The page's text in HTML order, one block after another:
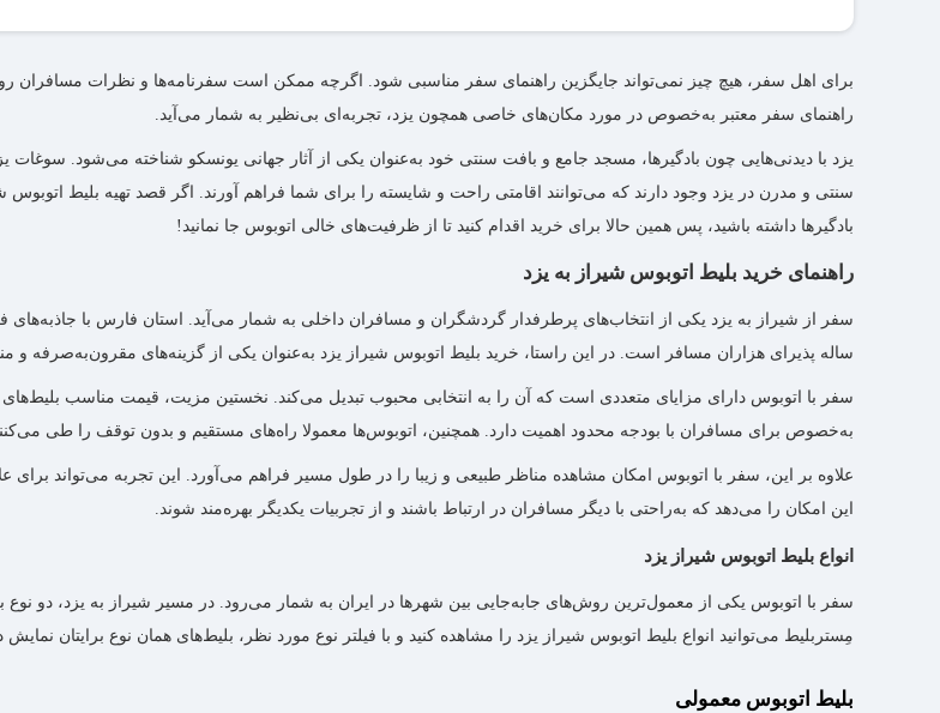
شرایط کنسلی بلیط اتوبوس شیراز یزد مطابق با قوانین شرکت اتوبوسرانی که بلیط خود را از آن خریدید، است. شما
برای اهل سفر، هیچ چیز نمی‌تواند جایگزین راهنمای سفر مناسبی شود. اگرچه ممکن است سفرنامه‌ها و نظرات مسافران
راهنمای سفر معتبر به‌خصوص در مورد مکان‌های خاصی همچون یزد، تجربه‌ای بی‌نظیر به شمار می‌آید.
یزد با دیدنی‌هایی چون بادگیرها، مسجد جامع و بافت سنتی خود به‌عنوان یکی از آثار جهانی یونسکو شناخته می‌شود.
بادگیرها داشته باشید، پس همین حالا برای خرید اقدام کنید تا از ظرفیت‌های خالی اتوبوس جا نمانید!
راهنمای خرید بلیط اتوبوس شیراز به یزد
سفر از شیراز به یزد یکی از انتخاب‌های پرطرفدار گردشگران و مسافران داخلی به شمار می‌آید. استان فارس با
ساله پذیرای هزاران مسافر است. در این راستا، خرید بلیط اتوبوس شیراز یزد به‌‌عنوان یکی از گزینه‌های مقرون‌به‌صرفه
سفر با اتوبوس دارای مزایای متعددی است که آن را به انتخابی محبوب تبدیل می‌کند. نخستین مزیت، قیمت مناسب
به‌خصوص برای مسافران با بودجه محدود اهمیت دارد. همچنین، اتوبوس‌ها معمولا راه‌های مستقیم و بدون توقف را طی
علاوه بر این، سفر با اتوبوس امکان مشاهده مناظر طبیعی و زیبا را در طول مسیر فراهم می‌آورد. این تجربه می‌تواند
این امکان را می‌دهد که به‌‌راحتی با دیگر مسافران در ارتباط باشند و از تجربیات یکدیگر بهره‌مند شوند.
انواع بلیط اتوبوس شیراز یزد
سفر با اتوبوس یکی از معمول‌ترین روش‌های جابه‌جایی بین شهرها در ایران به شمار می‌رود. در مسیر شیراز به یزد، دو نوع
مِستربلیط می‌توانید انواع بلیط اتوبوس شیراز یزد را مشاهده کنید و با فیلتر نوع مورد نظر، بلیط‌های همان نوع برایتان
بلیط اتوبوس معمولی